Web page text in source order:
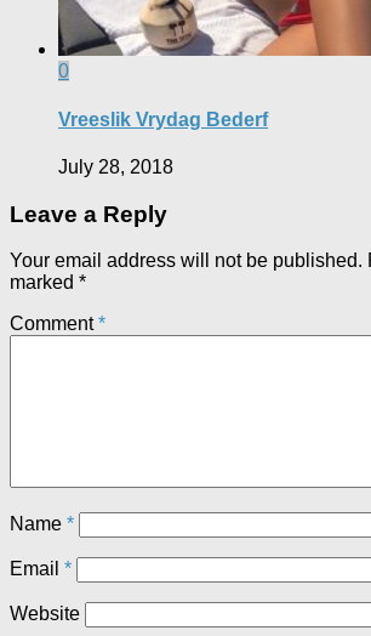
0
Vreeslik Vrydag Bederf
July 28, 2018
Leave a Reply
Your email address will not be published.
marked *
Comment*
Name *
Email *
Website